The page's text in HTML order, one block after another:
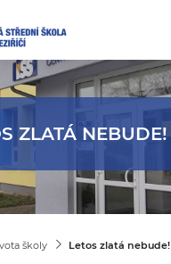
ZLATÁ NEBUDE!
školy Letos zlatá nebude!